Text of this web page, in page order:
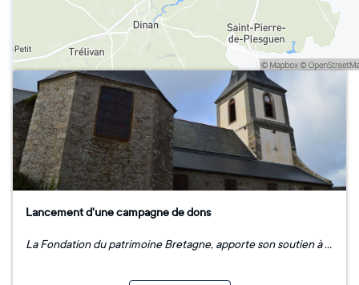
Lancement d'une campagne de dons
La Fondation du patrimoine Bretagne, apporte son soutien à l'association et à la commune de Plouër-sur-Rance pour la restauration de la toiture de son église. La campagne de dons sera lancée le : Jeudi 6 octobre à 14h30 à la mairie en présence du Maire de la commune, Monsieur Yann GODET, du président de l'association "Saint-Pierre", Monsieur François MALGLAIVE et de la Fondation du Patrimoine représentée par Monsieur Yves LECOQ son délégué territorial.